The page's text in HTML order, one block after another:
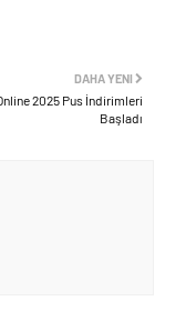
DAHA YENI
2025 Pus İndirimleri
Başladı